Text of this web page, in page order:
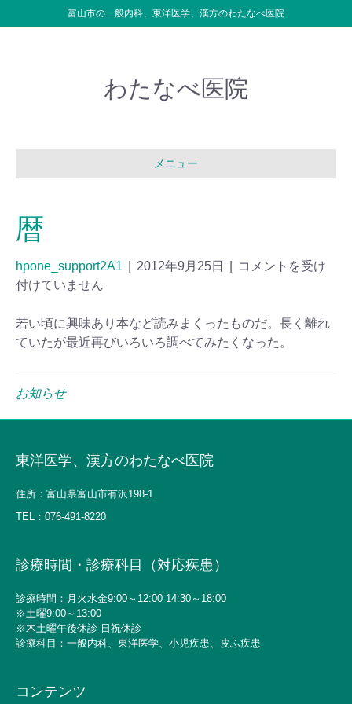
富山市の一般内科、東洋医学、漢方のわたなべ医院
わたなべ医院
メニュー
暦
hpone_support2A1 2012年9月25日
コメントを受け
付けていません
若い頃に興味あり本など読みまくったものだ。長く離れ
ていたが最近再びいろいろ調べてみたくなった。
お知らせ
東洋医学、漢方のわたなべ医院
住所：富山県富山市有沢198-1
TEL： 076-491-8220
診療時間・診療科目（対応疾患）
診療時間：月火水金9:00～12:00 14:30～18:00
※土曜9:00～13:00
※木土曜午後休診 日祝休診
診療科目：一般内科、東洋医学、小児疾患、皮ふ疾患
コンテンツ